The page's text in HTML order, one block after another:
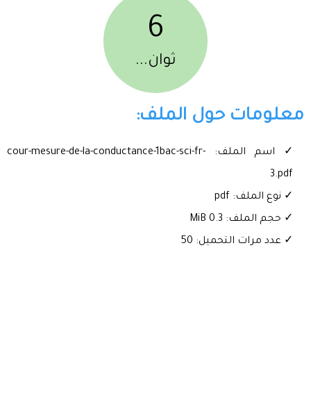
6
ثوان...
معلومات حول الملف:
✓ اسم الملف: cour-mesure-de-la-conductance-1bac-sci-fr-
3.pdf
✓ نوع الملف: pdf
✓ حجم الملف: 0.3 MiB
✓ عدد مرات التحميل: 50